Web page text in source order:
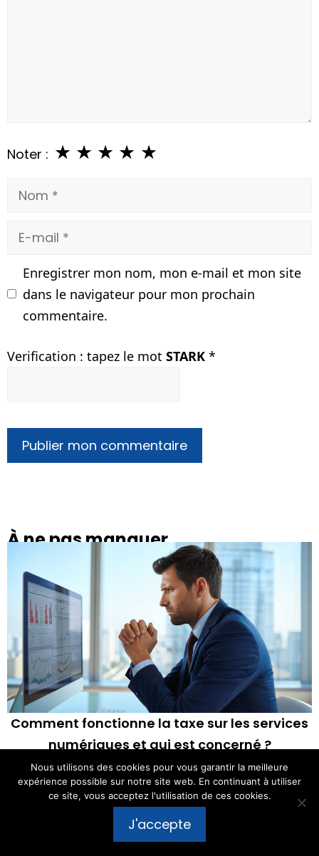
Noter : ★
★
★
★
★
Nom
E-
Enregistrer mon nom, mon e-mail et mon site
dans le navigateur pour mon prochain
commentaire.
Verification : tapez le mot STARK *
À ne pas manquer
Comment fonctionne la taxe sur les services
numériques et qui est concerné ?
9 Août 2026
Publier un commentaire
Nous utilisons des cookies pour vous garantir la meilleure
expérience possible sur notre site web. En continuant à utiliser
ce site, vous acceptez l'utilisation de ces cookies.
J'accepte